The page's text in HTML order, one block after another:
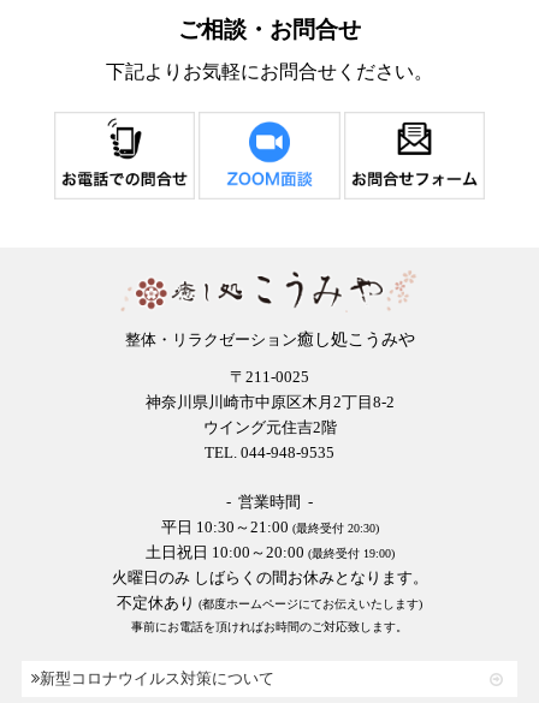
ご相談・お問合せ
下記よりお気軽にお問合せください。
整体・リラクゼーション癒し処こうみや
〒211-0025
神奈川県川崎市中原区木月2丁目8-2
ウイング元住吉2階
TEL. 044-948-9535
- 営業時間 -
平日 10:30～21:00 (最終受付 20:30)
土日祝日 10:00～20:00 (最終受付 19:00)
火曜日のみ しばらくの間お休みとなります。
不定休あり (都度ホームページにてお伝えいたします)
事前にお電話を頂ければお時間のご対応致します。
新型コロナウイルス対策について